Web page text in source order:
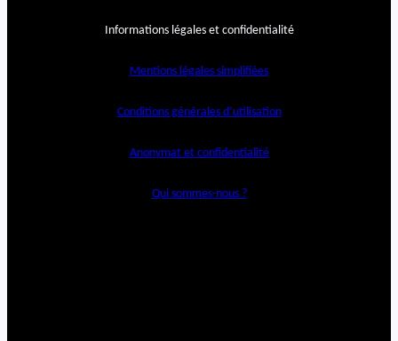
Informations légales et confidentialité
Mentions légales simplifiées
Conditions générales d’utilisation
Anonymat et confidentialité
Qui sommes-nous ?